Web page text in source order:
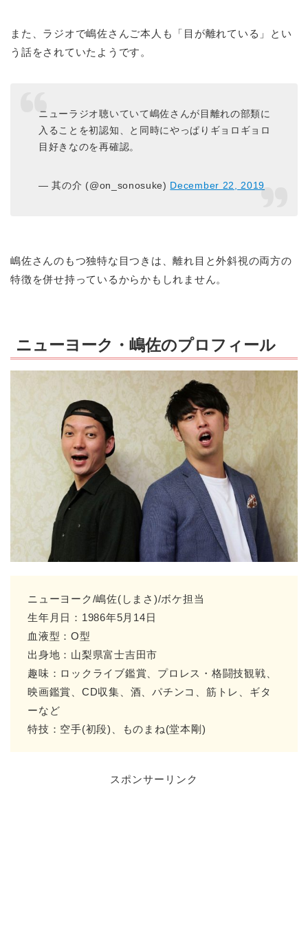
また、ラジオで嶋佐さんご本人も「目が離れている」とい
う話をされていたようです。
ニューラジオ聴いていて嶋佐さんが目離れの部類に
入ることを初認知、と同時にやっぱりギョロギョロ
目好きなのを再確認。
— 其の介 (@on_sonosuke) December 22, 2019
嶋佐さんのもつ独特な目つきは、離れ目と外斜視の両方の
特徴を併せ持っているからかもしれません。
ニューヨーク・嶋佐のプロフィール
ニューヨーク/嶋佐(しまさ)/ボケ担当
生年月日：1986年5月14日
血液型：O型
出身地：山梨県富士吉田市
趣味：ロックライブ鑑賞、プロレス・格闘技観戦、
映画鑑賞、CD収集、酒、パチンコ、筋トレ、ギタ
ーなど
特技：空手(初段)、ものまね(堂本剛)
スポンサーリンク